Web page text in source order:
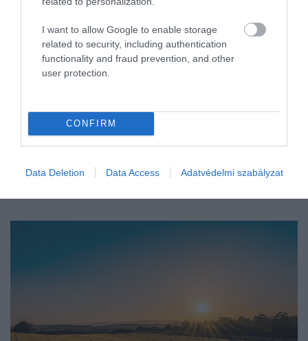
I want to allow Google to enable storage
related to security, including authentication
functionality and fraud prevention, and other
user protection.
CONFIRM
Data Deletion Data Access Adatvédelmi szabályzat